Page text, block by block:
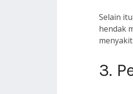
Selain
hendak
3.